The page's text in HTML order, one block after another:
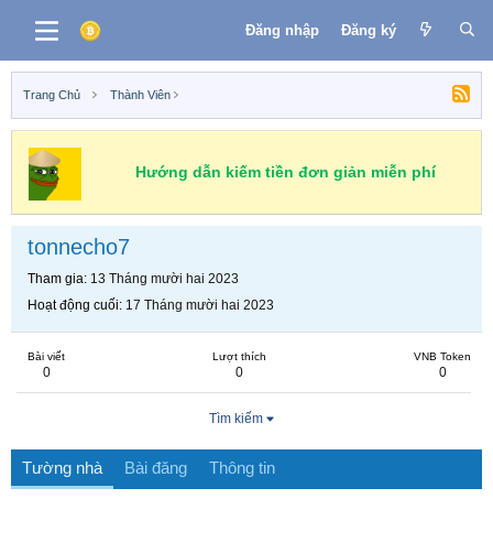
Đăng nhập Đăng ký
Trang Chủ Thành Viên
Hướng dẫn kiếm tiền đơn giản miễn phí
tonnecho7
Tham gia 13 Tháng mười hai 2023
Hoạt động cuối 17 Tháng mười hai 2023
Bài viết
0
Lượt thích
0
VNB Token
0
Tìm kiếm
Tường nhà Bài đăng Thông tin